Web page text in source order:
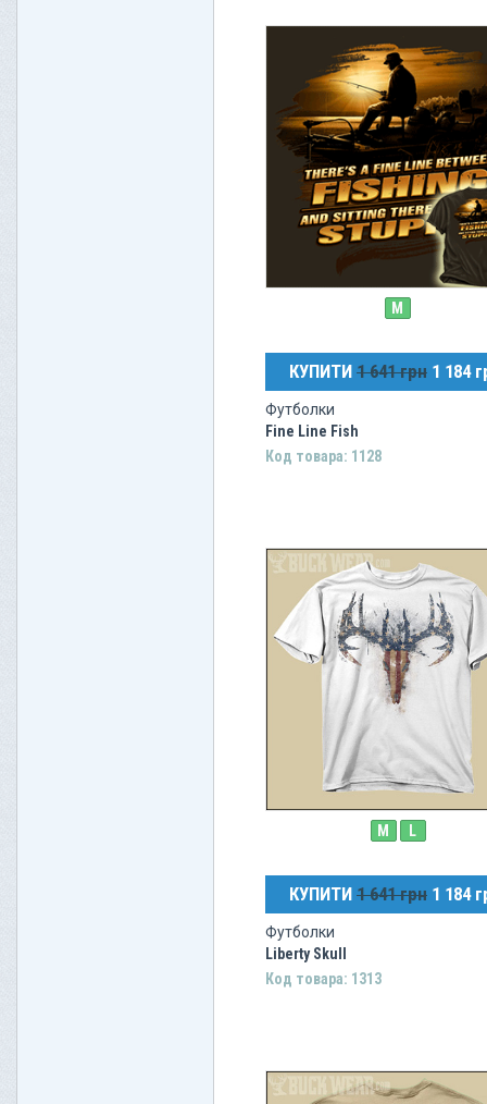
M
КУПИТИ 1 641 грн 1 184
Футболки
Fine Line Fish
Код товара: 1128
M L
КУПИТИ 1 641 грн 1 184
Футболки
Liberty Skull
Код товара: 1313